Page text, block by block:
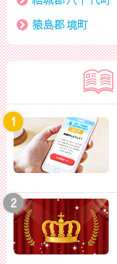
猿島郡境町